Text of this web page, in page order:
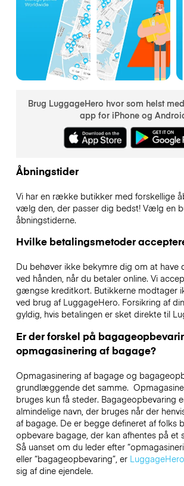
Brug LuggageHero hvor som helst
app for iPhone og
Åbningstider
Vi har en række butikker med forskellige
vælg den, der passer dig bedst! Vælg en
åbningstiderne.
Hvilke betalingsmetoder
Du behøver ikke bekymre dig om at have
ved hånden, når du betaler online. Vi
gængse kreditkort. Butikkerne modtager
ved brug af LuggageHero. Forsikring af
gyldig, hvis betalingen er sket direkte til
Er der forskel på
opmagasinering af bagage?
Opmagasinering af bagage og
grundlæggende det samme.
bruges kun få steder. Bagageopbevaring
almindelige navn, der bruges når der
af bagage. De er begge defineret af folks
opbevare bagage, der kan afhentes på et
Så uanset om du leder efter
eller “bagageopbevaring”, erLuggageHero
sig af dine ejendele.